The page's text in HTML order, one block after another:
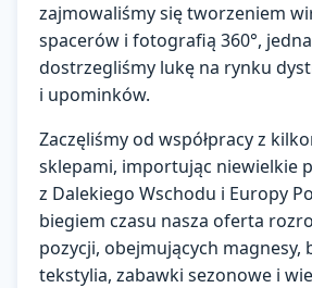
zajmowaliśmy się tworzeniem
spacerów i fotografią 360°,
dostrzegliśmy lukę na rynku
i upominków.
Zaczęliśmy od współpracy z
sklepami, importując niewielkie
z Dalekiego Wschodu i Europy
biegiem czasu nasza oferta
pozycji, obejmujących magnesy,
tekstylia, zabawki sezonowe i